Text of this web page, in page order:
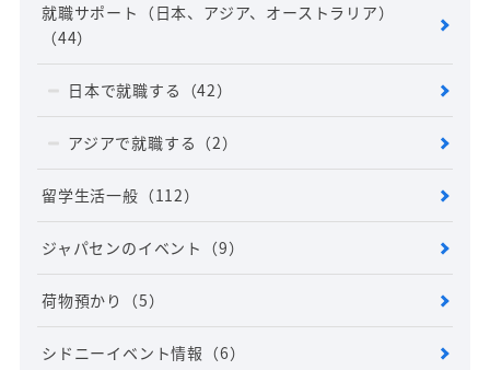
就職サポート（日本、アジア、オーストラリア）
（44）
日本で就職する （42）
アジアで就職する （2）
留学生活一般 （112）
ジャパセンのイベント （9）
荷物預かり （5）
シドニーイベント情報 （6）